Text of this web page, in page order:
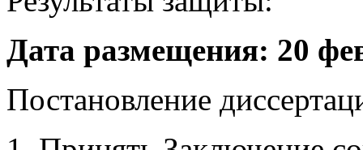
Дата размещения: 20
Постановление